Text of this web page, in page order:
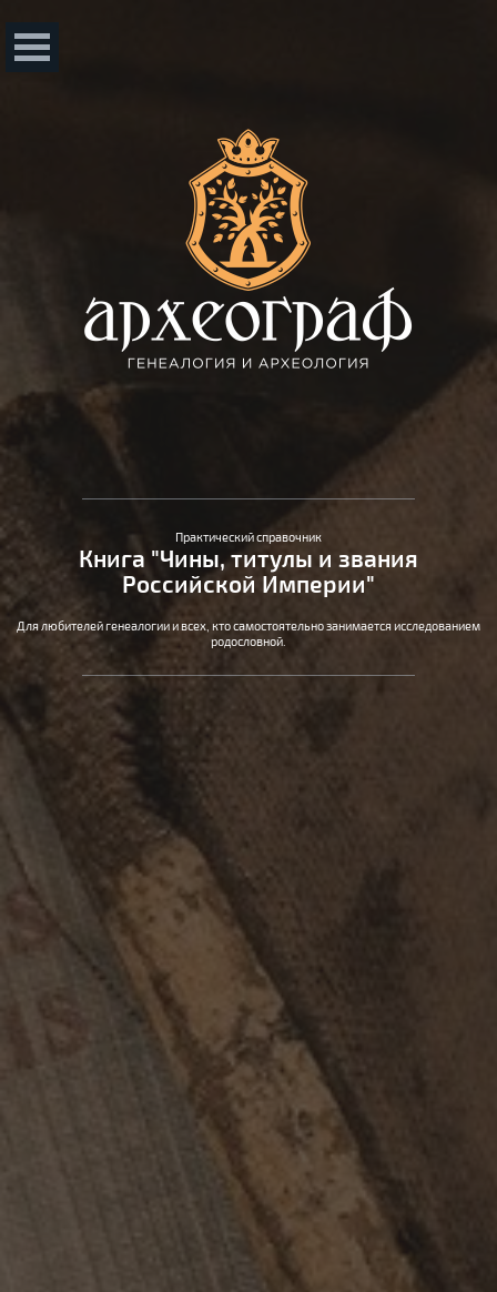
Практический справочник
Книга "Чины, титулы и звания
Российской Империи"
Для любителей генеалогии и всех, кто самостоятельно занимается исследованием
родословной.